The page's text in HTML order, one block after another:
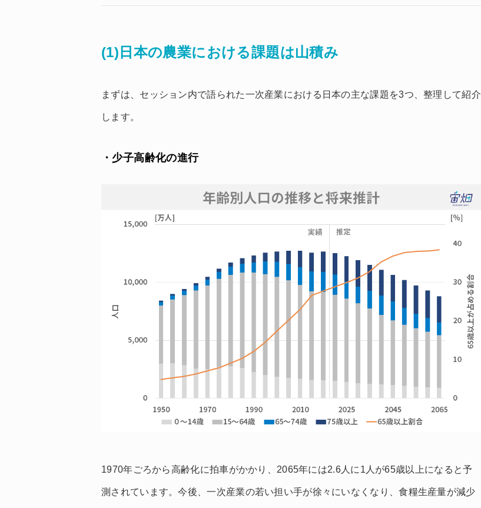
(1)日本の農業における課題は山積み
まずは、セッション内で語られた一次産業における日本の主な課題を3つ、整理して紹介
します。
・少子高齢化の進行
1970年ごろから高齢化に拍車がかかり、2065年には2.6人に1人が65歳以上になると予
測されています。今後、一次産業の若い担い手が徐々にいなくなり、食糧生産量が減少